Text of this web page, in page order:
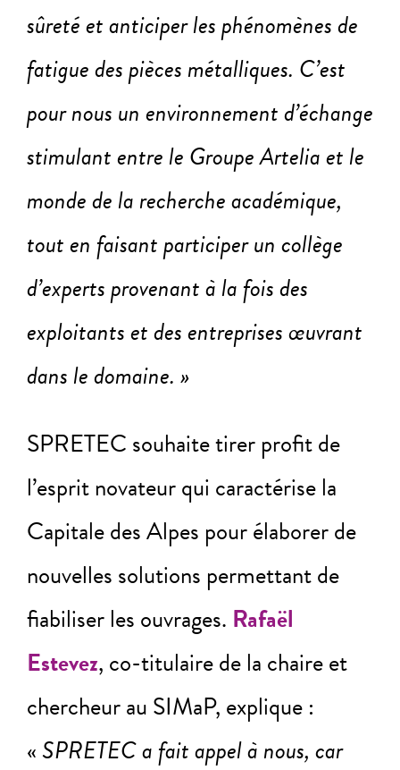
sûreté et anticiper les phénomènes de
fatigue des pièces métalliques. C’est
pour nous un environnement d’échange
stimulant entre le Groupe Artelia et le
monde de la recherche académique,
tout en faisant participer un collège
d’experts provenant à la fois des
exploitants et des entreprises œuvrant
dans le domaine. »
SPRETEC souhaite tirer profit de
l’esprit novateur qui caractérise la
Capitale des Alpes pour élaborer de
nouvelles solutions permettant de
fiabiliser les ouvrages. Rafaël
Estevez, co-titulaire de la chaire et
chercheur au SIMaP, explique :
« SPRETEC a fait appel à nous, car